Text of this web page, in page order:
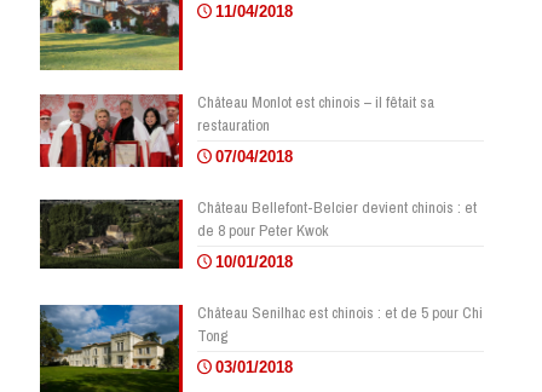
11/04/2018
Château Monlot est chinois – il fêtait sa
restauration
07/04/2018
Château Bellefont-Belcier devient chinois : et
de 8 pour Peter Kwok
10/01/2018
Château Senilhac est chinois : et de 5 pour Chi
Tong
03/01/2018